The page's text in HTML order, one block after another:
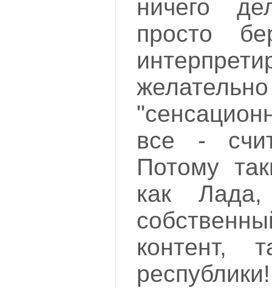
ничего
просто
все -
Потому
как
контент,
республики!